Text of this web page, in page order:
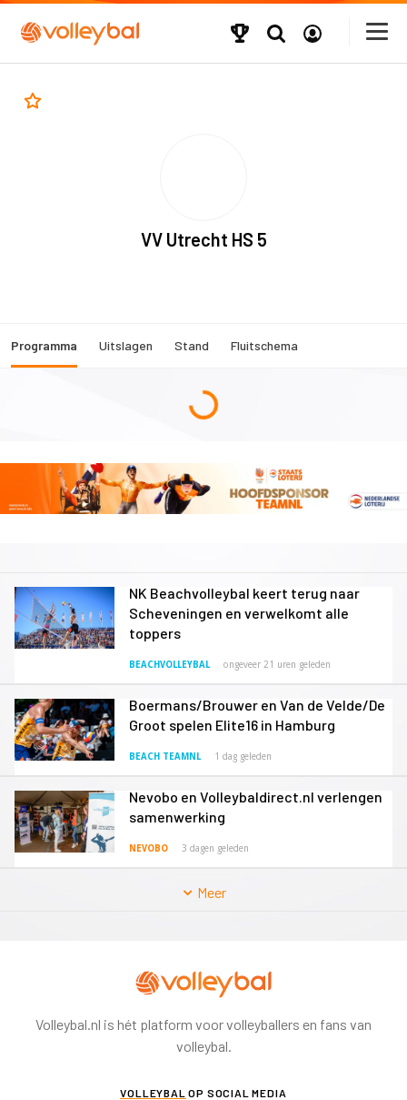
VV Utrecht HS 5
Programma Uitslagen Stand Fluitschema
NK Beachvolleybal keert terug naar
Scheveningen en verwelkomt alle
toppers
BEACHVOLLEYBAL ongeveer 21 uren geleden
Boermans/Brouwer en Van de Velde/De
Groot spelen Elite16 in Hamburg
BEACH TEAMNL 1 dag geleden
Nevobo en Volleybaldirect.nl verlengen
samenwerking
NEVOBO 3 dagen geleden
Meer
Volleybal.nl is hét platform voor volleyballers en fans van
volleybal.
VOLLEYBAL OP SOCIAL MEDIA